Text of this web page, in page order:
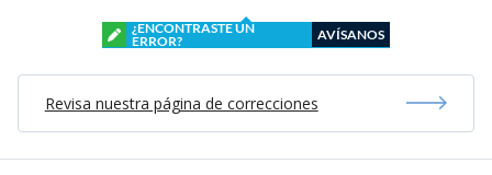
¿ENCONTRASTE UN
ERROR?
AVÍSANOS
Revisa nuestra página de correcciones